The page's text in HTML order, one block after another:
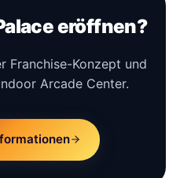
eröffnen?
Franchise-Konzept und
Arcade Center.